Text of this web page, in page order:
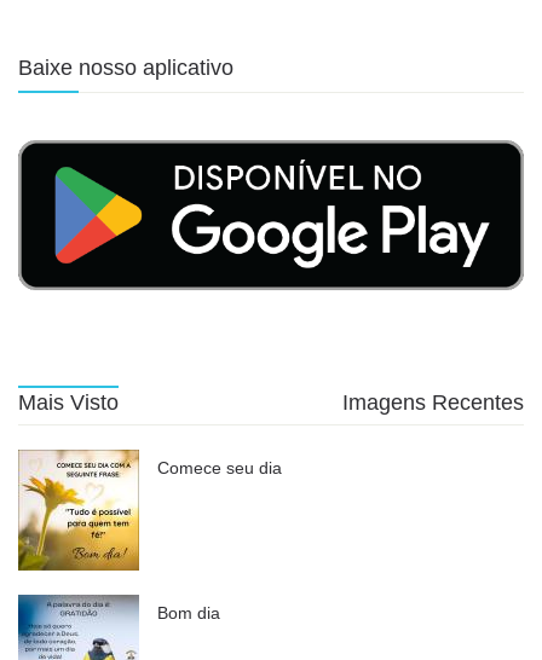
Baixe nosso aplicativo
Mais Visto Imagens Recentes
Comece seu dia
Bom dia